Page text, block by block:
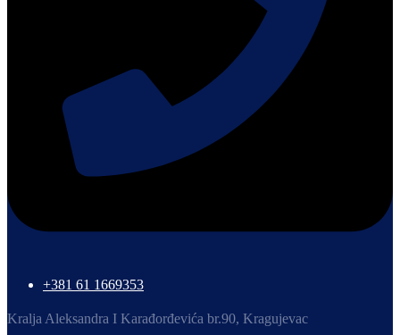
+381 61 1669353
Kralja Aleksandra I Karađorđevića br.90, Kragujevac